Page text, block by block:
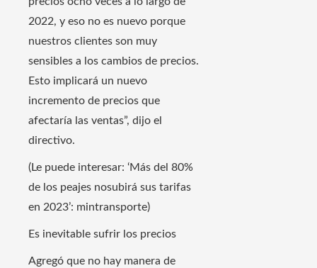
2022, y eso no es nuevo porque
nuestros clientes son muy
sensibles a los cambios de precios.
Esto implicará un nuevo
incremento de precios que
afectaría las ventas”, dijo el
directivo.
(Le puede interesar: ‘Más del 80%
de los peajes nosubirá sus tarifas
en 2023’: mintransporte)
Es inevitable sufrir los precios
Agregó que no hay manera de